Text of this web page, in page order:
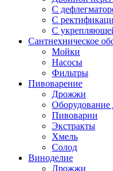
С
С
С
Сантнехническое
Мойки
Насосы
Фильтры
Пивоварение
Дрожжи
Оборудование
Пивоварни
Экстракты
Хмель
Солод
Виноделие
Дрожжи